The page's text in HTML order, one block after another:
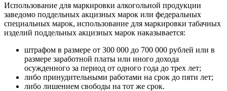
Использование для маркировки алкогольной продукции
заведомо поддельных акцизных марок или федеральных
специальных марок, использование для маркировки табачных
изделий поддельных акцизных марок наказывается:
штрафом в размере от 300 000 до 700 000 рублей или в
размере заработной платы или иного дохода
осужденного за период от одного года до трех лет;
либо принудительными работами на срок до пяти лет;
либо лишением свободы на тот же срок.